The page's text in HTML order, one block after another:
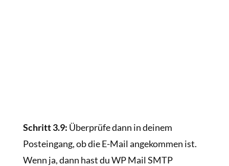
Schritt 3.9: Überprüfe dann in deinem
Posteingang, ob die E-Mail angekommen ist.
Wenn ja, dann hast du WP Mail SMTP